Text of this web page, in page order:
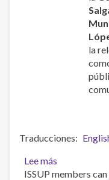
la
Traducciones
Lee más
22°
ISSUP members